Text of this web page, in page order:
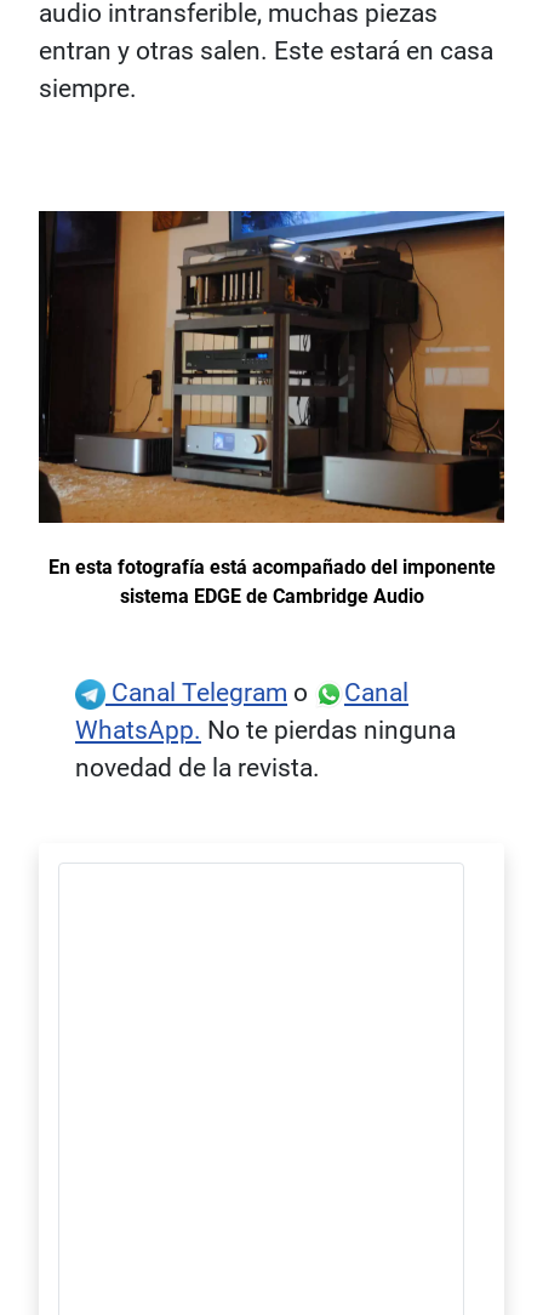
audio intransferible, muchas piezas
entran y otras salen. Este estará en casa
siempre.
En esta fotografía está acompañado del imponente
sistema EDGE de Cambridge Audio
Canal Telegram o
Canal
WhatsApp. No te pierdas ninguna
novedad de la revista.